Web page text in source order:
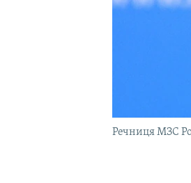
Речниця МЗС